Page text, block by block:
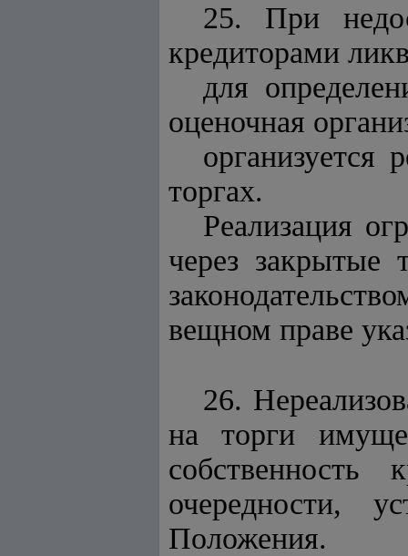
25. При
кредиторами
для
оценочная
организуется
торгах.
Реализация
через закрытые
вещном праве
26.
на торги
очередности,
Положения.